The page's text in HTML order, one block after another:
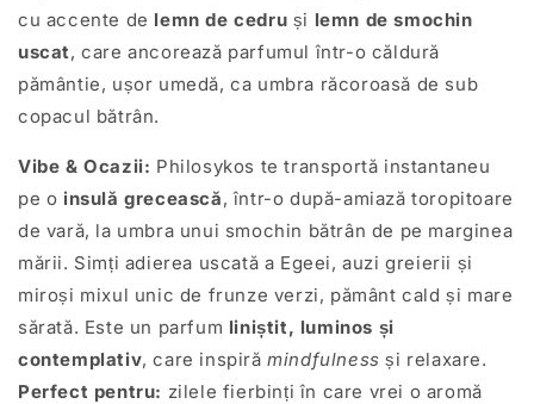
cu accente de lemn de cedru și lemn de smochin
uscat, care ancorează parfumul într-o căldură
pământie, ușor umedă, ca umbra răcoroasă de sub
copacul bătrân.
Vibe & Ocazii: Philosykos te transportă instantaneu
pe o insulă grecească, într-o după-amiază toropitoare
de vară, la umbra unui smochin bătrân de pe marginea
mării. Simți adierea uscată a Egeei, auzi greierii și
miroși mixul unic de frunze verzi, pământ cald și mare
sărată. Este un parfum liniștit, luminos și
contemplativ, care inspirămindfulness și relaxare.
Perfect pentru: zilele fierbinți în care vrei o aromă